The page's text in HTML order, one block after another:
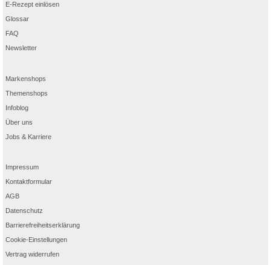
E-Rezept einlösen
Glossar
FAQ
Newsletter
Markenshops
Themenshops
Infoblog
Über uns
Jobs & Karriere
Impressum
Kontaktformular
AGB
Datenschutz
Barrierefreiheitserklärung
Cookie-Einstellungen
Vertrag widerrufen